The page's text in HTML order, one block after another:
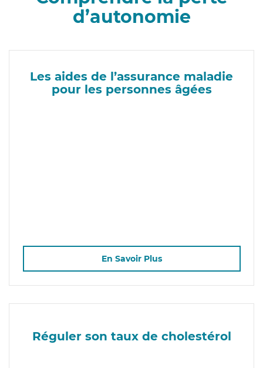
d’autonomie
Les aides de l’assurance maladie
pour les personnes âgées
En Savoir Plus
Réguler son taux de cholestérol